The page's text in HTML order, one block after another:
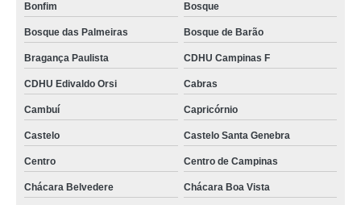
Bonfim Bosque
Bosque das Palmeiras Bosque de Barão
Bragança Paulista CDHU Campinas F
CDHU Edivaldo Orsi Cabras
Cambuí Capricórnio
Castelo Castelo Santa Genebra
Centro Centro de Campinas
Chácara Belvedere Chácara Boa Vista